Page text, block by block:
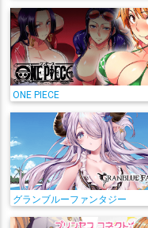
ONE PIECE
グランブルーファンタジー